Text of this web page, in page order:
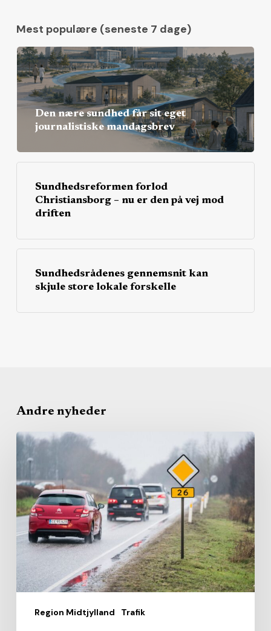
Mest populære (seneste 7 dage)
Den nære sundhed får sit eget
journalistiske mandagsbrev
Sundhedsreformen forlod
Christiansborg – nu er den på vej mod
driften
Sundhedsrådenes gennemsnit kan
skjule store lokale forskelle
Andre nyheder
Region Midtjylland Trafik
Region
bruger
millioner
på